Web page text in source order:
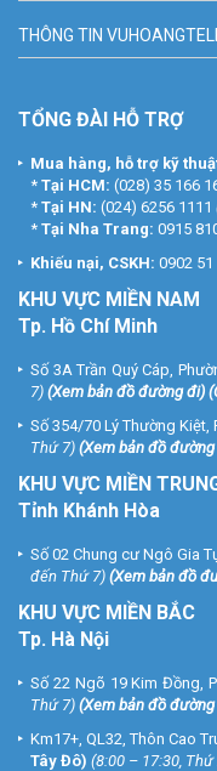
THÔNG TIN
TỔNG ĐÀI HỖ TRỢ
Mua hàng, hỗ trợ kỹ
* Tại HCM: (028) 35 166
* Tại HN: (024) 6256 1111
* Tại Nha Trang: 0915
Khiếu nại, CSKH: 0902 51
KHU VỰC MIỀN NAM
Tp. Hồ Chí Minh
Số 3A Trần Quý Cáp,
7) (Xem bản đồ đường đi)
Số 354/70 Lý Thường Kiệt,
Thứ 7) (Xem bản đồ
KHU VỰC MIỀN
Tỉnh Khánh Hòa
Số 02 Chung cư Ngô Gia
đến Thứ 7) (Xem bản đồ
KHU VỰC MIỀN BẮC
Tp. Hà Nội
Số 22 Ngõ 19 Kim Đồng,
Thứ 7) (Xem bản đồ
Km17+, QL32, Thôn Cao
Tây Đô) (8:00 – 17:30,